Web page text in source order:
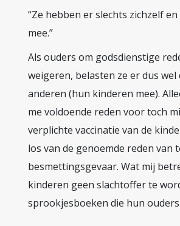
“Ze hebben er slechts zichzelf
mee.”
Als ouders om godsdienstige
weigeren, belasten ze er dus wel
anderen (hun kinderen mee).
me voldoende reden voor toch
verplichte vaccinatie van de
los van de genoemde reden van
besmettingsgevaar. Wat mij
kinderen geen slachtoffer te
sprookjesboeken die hun ouders